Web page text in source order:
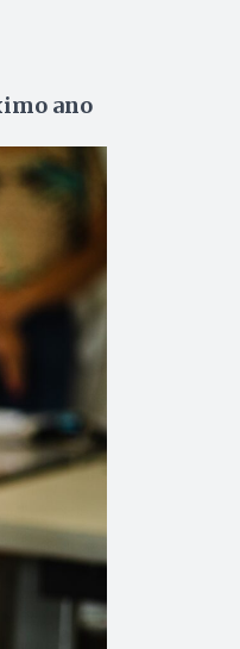
ano